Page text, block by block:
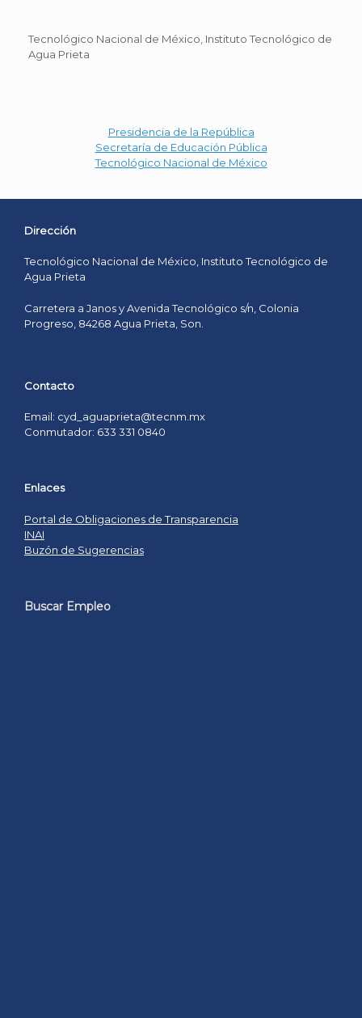
Tecnológico Nacional de México, Instituto Tecnológico de
Agua Prieta
Presidencia de la República
Secretaría de Educación Pública
Tecnológico Nacional de México
Dirección
Tecnológico Nacional de México, Instituto Tecnológico de
Agua Prieta
Carretera a Janos y Avenida Tecnológico s/n, Colonia
Progreso, 84268 Agua Prieta, Son.
Contacto
Email: cyd_aguaprieta@tecnm.mx
Conmutador: 633 331 0840
Enlaces
Portal de Obligaciones de Transparencia
INAI
Buzón de Sugerencias
Buscar Empleo